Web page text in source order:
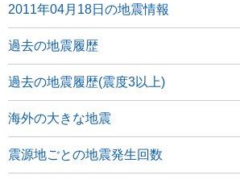
2011年04月18日の地震情報
過去の地震履歴
過去の地震履歴(震度3以上)
海外の大きな地震
震源地ごとの地震発生回数